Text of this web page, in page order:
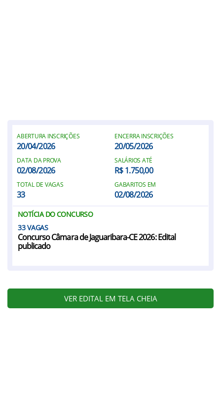
ABERTURA INSCRIÇÕES
20/04/2026
ENCERRA INSCRIÇÕES
20/05/2026
DATA DA PROVA
02/08/2026
SALÁRIOS ATÉ
R$ 1.750,00
TOTAL DE VAGAS
33
GABARITOS EM
02/08/2026
NOTÍCIA DO CONCURSO
33
Concurso Câmara de Jaguaribara-CE 2026: Edital
publicado
VER EDITAL EM TELA CHEIA